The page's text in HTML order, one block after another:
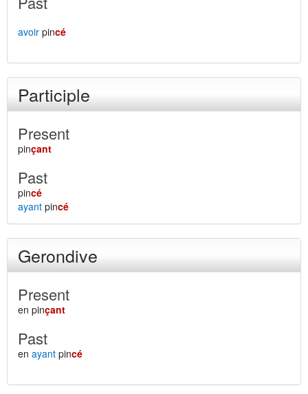
avoir pincé
Participle
Present
pinçant
Past
pincé
ayant pincé
Gerondive
Present
en pinçant
Past
en ayant pincé